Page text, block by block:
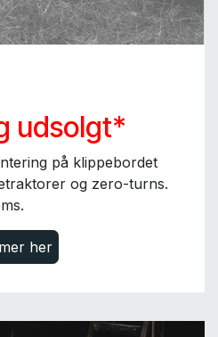
udsolgt*
på klippebordet
og zero-turns.
her